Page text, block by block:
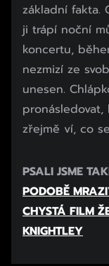
základní fakta.
ji trápí noční
koncertu,
nezmizí ze
unesen.
pronásledovat,
zřejmě ví, co
PSALI JSME
PODOBĚ
CHYSTÁ FILM
KNIGHTLEY